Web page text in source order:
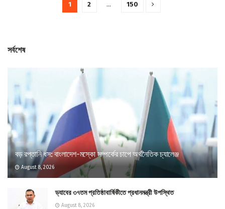
1 2 … 150
সর্বশেষ
বড় রপ্তানি ধস: বাংলাদেশ-মস্কো সম্পর্কের চাপে অর্থনৈতিক চ্যালেঞ্জ
August 8, 2026
ড্যাবের ৩৭তম প্রতিষ্ঠাবার্ষিকীতে প্রধানমন্ত্রী উপস্থিত
August 8, 2026